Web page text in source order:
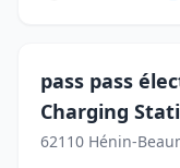
pass pass
Charging
62110 Hénin-